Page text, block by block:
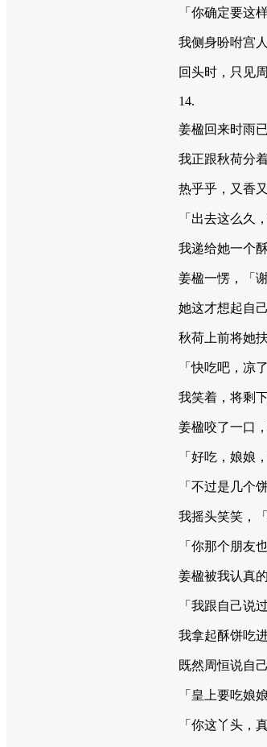
「你确定要这
我侧身吩咐宫
回头时，只见
14.
姜楹回来时雨
我正跟秋荷分
热乎乎，又香又
「出去这么久
我递给她一个酥
姜楹一愣，「
她这才想起自
秋荷上前将她
「快吃吧，凉
我笑着，将剩
姜楹咬了一口
「好吃，娘娘
「不过是几个
我摇头笑笑，
「你那个朋友
姜楹被我认真
「我跟自己说
我拿起酥饼吃进
既然周恒说自
「皇上要吃娘
「你这丫头，